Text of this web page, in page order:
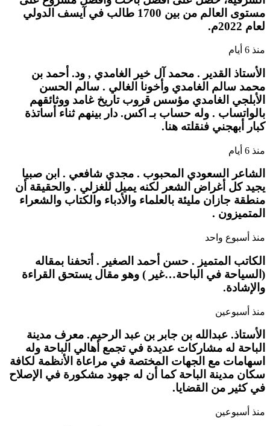
مستوى العالم من بين 1700 طالب في آيسف الدولي
لعام 2022م.
منذ 6 أيام
الأستاذ القدير . محمد آل خير الغامدي , ود. أحمد بن
محمد سالم الغامدي وأخونا الغالي . سالم الحسن
الأبلجي الغامدي مؤسس قروب تاريخ غامد ووثائقهم
بالواتساب . وله حساب بـ اكس. دار بينهم ثناء أساتذة
كبار أبهجني فنقلته هنا.
منذ 6 أيام
الشاعر السعودي المحبوب . مجدي شافعي . ابن صبيا
يجيد كل أغراض الشعر لكنه يميل للغزلي . والحقيقة أن
منطقة جازان مليئة بالعلماء والأدباء والكتاب والشعراء
المتميزون .
منذ أسبوع واحد
الكاتب المتميز . حسن أحمد الصغير . أتحفنا بمقاله
(السياحة في الباحة…غير ) وهو مقال يستحق القراءة
والإشادة.
منذ أسبوعين
الأستاذ. عبدالله بن جابر بن عبد الرحيم. معرف مدينة
الباحة له مشاركات عديدة في تجمع أهالي الباحة وله
اسهامات مع الجهات المختصة في مراعاة الأنظمة لكافة
سكان مدينة الباحة كما أن له جهود مشكورة في الإصلاح
في كثير من القضايا.
منذ أسبوعين